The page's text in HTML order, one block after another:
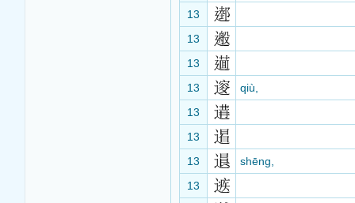
13
13
13
13
qiù,
13
13
13
shēng,
13